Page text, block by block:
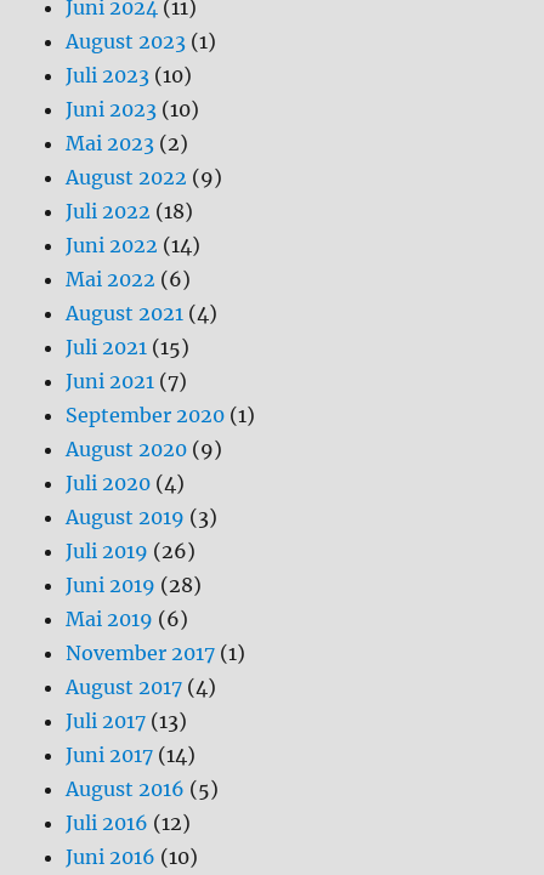
Juni 2024 (11)
August 2023 (1)
Juli 2023 (10)
Juni 2023 (10)
Mai 2023 (2)
August 2022 (9)
Juli 2022 (18)
Juni 2022 (14)
Mai 2022 (6)
August 2021 (4)
Juli 2021 (15)
Juni 2021 (7)
September 2020 (1)
August 2020 (9)
Juli 2020 (4)
August 2019 (3)
Juli 2019 (26)
Juni 2019 (28)
Mai 2019 (6)
November 2017 (1)
August 2017 (4)
Juli 2017 (13)
Juni 2017 (14)
August 2016 (5)
Juli 2016 (12)
Juni 2016 (10)